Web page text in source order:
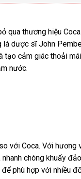
qua thương hiệu
dược sĩ John
cảm giác thoải
nước.
với Coca. Với
chóng khuấy
phù hợp với nhiều